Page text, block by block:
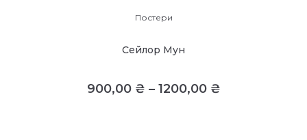
Постери
Сейлор Мун
900,00 ₴ – 1200,00 ₴